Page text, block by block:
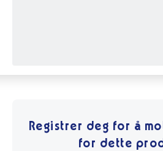
Registrer deg for å
for dette